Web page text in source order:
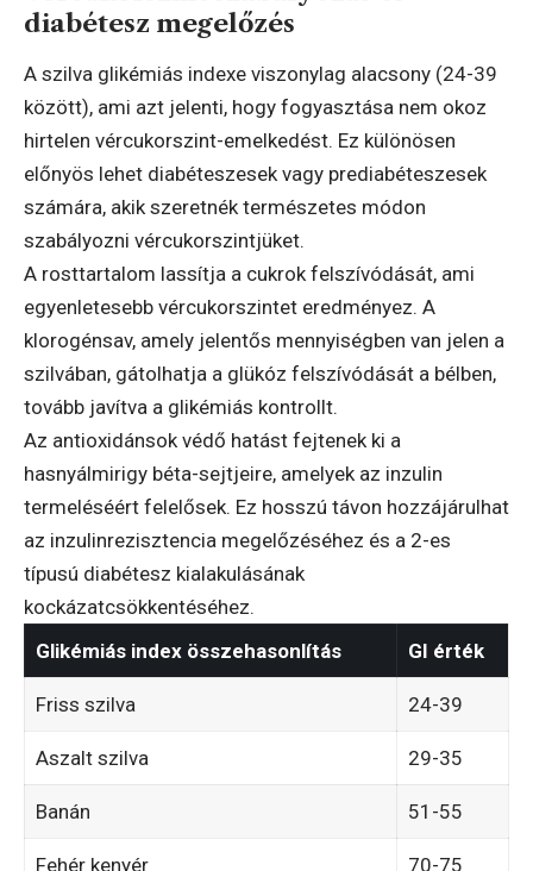
diabétesz megelőzés
A szilva glikémiás indexe viszonylag alacsony (24-39
között), ami azt jelenti, hogy fogyasztása nem okoz
hirtelen vércukorszint-emelkedést. Ez különösen
előnyös lehet diabéteszesek vagy prediabéteszesek
számára, akik szeretnék természetes módon
szabályozni vércukorszintjüket.
A rosttartalom lassítja a cukrok felszívódását, ami
egyenletesebb vércukorszintet eredményez. A
klorogénsav, amely jelentős mennyiségben van jelen a
szilvában, gátolhatja a glükóz felszívódását a bélben,
tovább javítva a glikémiás kontrollt.
Az antioxidánsok védő hatást fejtenek ki a
hasnyálmirigy béta-sejtjeire, amelyek az inzulin
termeléséért felelősek. Ez hosszú távon hozzájárulhat
az inzulinrezisztencia megelőzéséhez és a 2-es
típusú diabétesz kialakulásának
kockázatcsökkentéséhez.
Glikémiás index összehasonlítás
GI érték
Friss szilva 24-39
Aszalt szilva 29-35
Banán 51-55
Fehér kenyér 70-75